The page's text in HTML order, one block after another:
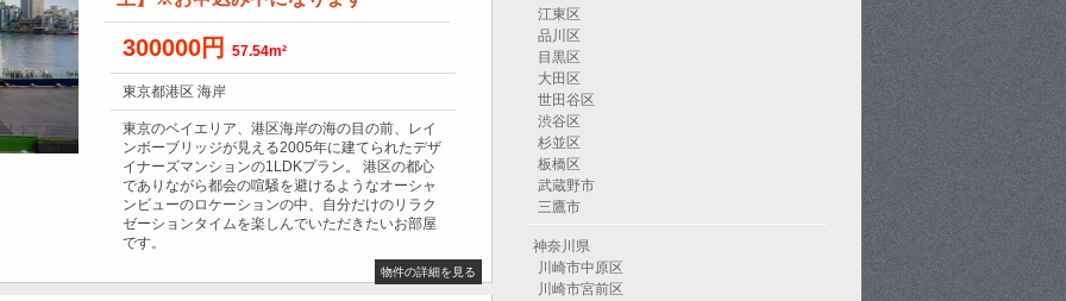
300000円 57.54m²
東京都港区 海岸
東京のベイエリア、港区海岸の海の目の前、レイ
ンボーブリッジが見える2005年に建てられたデザ
イナーズマンションの1LDKプラン。 港区の都心
でありながら都会の喧騒を避けるようなオーシャ
ンビューのロケーションの中、自分だけのリラク
ゼーションタイムを楽しんでいただきたいお部屋
です。
物件の詳細を見る
江東区
品川区
目黒区
大田区
世田谷区
渋谷区
杉並区
板橋区
武蔵野市
三鷹市
神奈川県
川崎市中原区
川崎市宮前区